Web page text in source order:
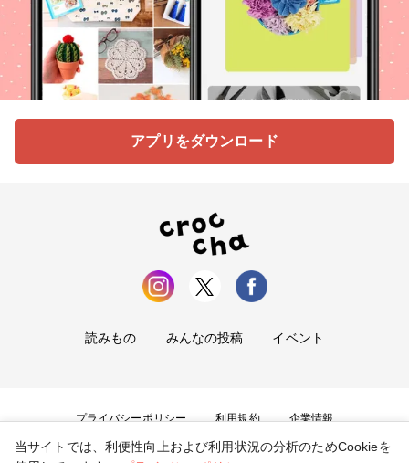
アプリをダウンロード
読みもの みんなの投稿 イベント
プライバシーポリシー 利用規約 企業情報
お問い合わせ
当サイトでは、利便性向上および利用状況の分析のためCookieを